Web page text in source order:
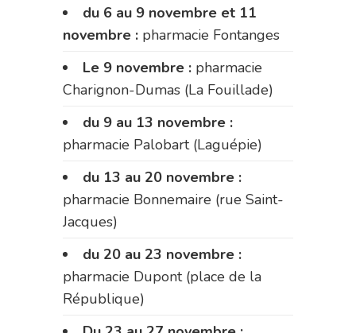
du 6 au 9 novembre et 11
novembre : pharmacie Fontanges
Le 9 novembre : pharmacie
Charignon-Dumas (La Fouillade)
du 9 au 13 novembre :
pharmacie Palobart (Laguépie)
du 13 au 20 novembre :
pharmacie Bonnemaire (rue Saint-
Jacques)
du 20 au 23 novembre :
pharmacie Dupont (place de la
République)